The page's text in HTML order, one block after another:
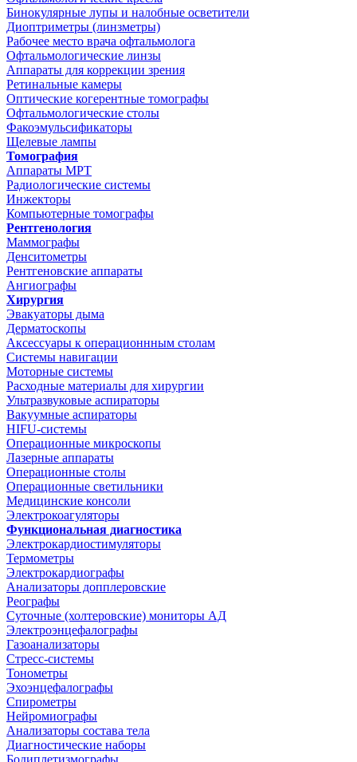
Бинокулярные лупы и налобные осветители
Диоптриметры (линзметры)
Рабочее место врача офтальмолога
Офтальмологические линзы
Аппараты для коррекции зрения
Ретинальные камеры
Оптические когерентные томографы
Офтальмологические столы
Факоэмульсификаторы
Щелевые лампы
Томография
Аппараты МРТ
Радиологические системы
Инжекторы
Компьютерные томографы
Рентгенология
Маммографы
Денситометры
Рентгеновские аппараты
Ангиографы
Хирургия
Эвакуаторы дыма
Дерматоскопы
Аксессуары к операционнным столам
Системы навигации
Моторные системы
Расходные материалы для хирургии
Ультразвуковые аспираторы
Вакуумные аспираторы
HIFU-системы
Операционные микроскопы
Лазерные аппараты
Операционные столы
Операционные светильники
Медицинские консоли
Электрокоагуляторы
Функциональная диагностика
Электрокардиостимуляторы
Термометры
Электрокардиографы
Анализаторы допплеровские
Реографы
Суточные (холтеровские) мониторы АД
Электроэнцефалографы
Газоанализаторы
Стресс-системы
Тонометры
Эхоэнцефалографы
Спирометры
Нейромиографы
Анализаторы состава тела
Диагностические наборы
Бодиплетизмографы